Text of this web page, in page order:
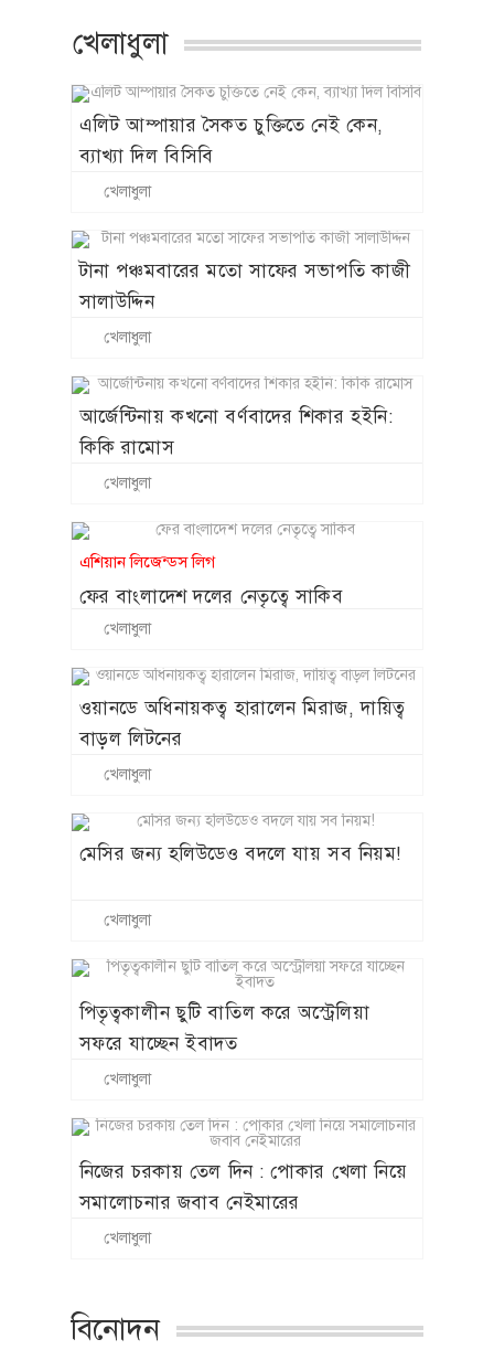
খেলাধুলা
এলিট আম্পায়ার সৈকত চুক্তিতে নেই কেন,
ব্যাখ্যা দিল বিসিবি
খেলাধুলা
টানা পঞ্চমবারের মতো সাফের সভাপতি কাজী
সালাউদ্দিন
খেলাধুলা
আর্জেন্টিনায় কখনো বর্ণবাদের শিকার হইনি:
কিকি রামোস
খেলাধুলা
এশিয়ান লিজেন্ডস লিগ
ফের বাংলাদেশ দলের নেতৃত্বে সাকিব
খেলাধুলা
ওয়ানডে অধিনায়কত্ব হারালেন মিরাজ, দায়িত্ব
বাড়ল লিটনের
খেলাধুলা
মেসির জন্য হলিউডেও বদলে যায় সব নিয়ম!
খেলাধুলা
পিতৃত্বকালীন ছুটি বাতিল করে অস্ট্রেলিয়া
সফরে যাচ্ছেন ইবাদত
খেলাধুলা
নিজের চরকায় তেল দিন : পোকার খেলা নিয়ে
সমালোচনার জবাব নেইমারের
খেলাধুলা
বিনোদন